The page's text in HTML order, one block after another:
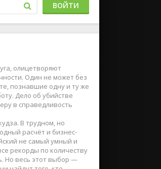
ВОЙТИ
олицетворяют
Один не может без
познавшие одну и ту же
Дело об убийстве
в справедливость
В трудном, но
расчёт и бизнес-
не самый умный и
рекорды по количеству
Но весь этот выбор —